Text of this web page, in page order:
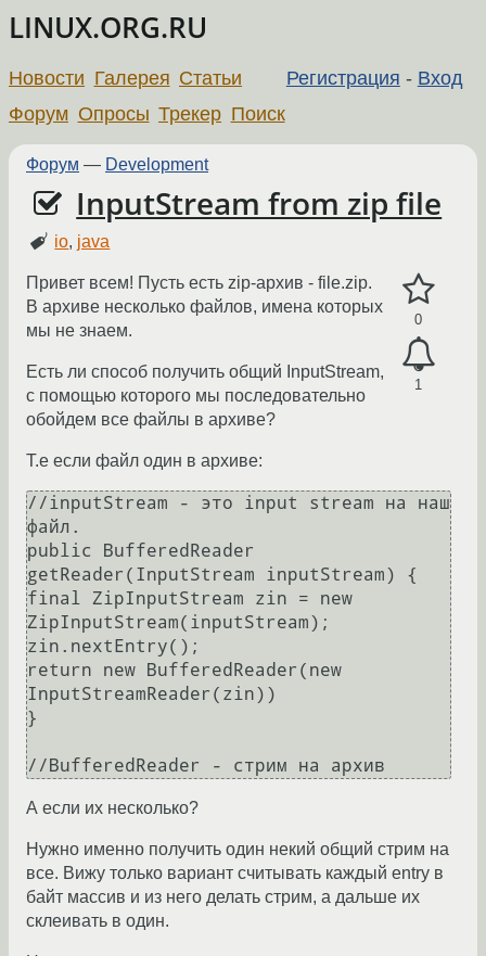
LINUX.ORG.RU
Регистрация - Вход
Новости Галерея Статьи
Форум Опросы Трекер Поиск
Форум — Development
InputStream from zip file
io, java
0
1
Привет всем! Пусть есть zip-архив - file.zip.
В архиве несколько файлов, имена которых
мы не знаем.
Есть ли способ получить общий InputStream,
с помощью которого мы последовательно
обойдем все файлы в архиве?
Т.е если файл один в архиве:
//inputStream - это input stream на наш
файл.
public BufferedReader
getReader(InputStream inputStream) {
final ZipInputStream zin = new
ZipInputStream(inputStream);
zin.nextEntry();
return new BufferedReader(new
InputStreamReader(zin))
}
А если их несколько?
Нужно именно получить один некий общий стрим на
все. Вижу только вариант считывать каждый entry в
байт массив и из него делать стрим, а дальше их
склеивать в один.